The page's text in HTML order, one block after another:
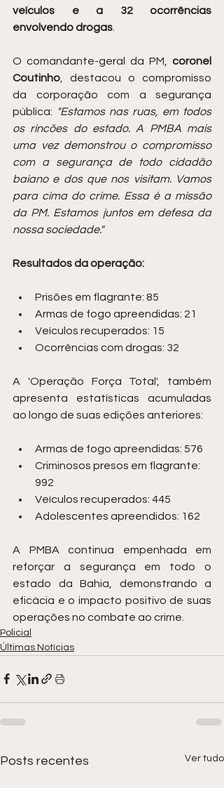
veículos e a 32 ocorrências
envolvendo drogas
O comandante-geral da PM, coronel
Coutinho , destacou o compromisso
da corporação com a segurança
pública:
"Estamos nas ruas, em todos
os rincões do estado. A PMBA mais
uma vez demonstrou o compromisso
com a segurança de todo cidadão
baiano e dos que nos visitam. Vamos
para cima do crime. Essa é a missão
da PM. Estamos juntos em defesa da
nossa sociedade."
Resultados da operação:
Prisões em flagrante: 85
Armas de fogo apreendidas: 21
Veículos recuperados: 15
Ocorrências com drogas: 32
A 'Operação Força Total', também
apresenta estatísticas acumuladas
ao longo de suas edições anteriores:
Armas de fogo apreendidas: 576
Criminosos presos em flagrante:
992
Veículos recuperados: 445
Adolescentes apreendidos: 162
A PMBA continua empenhada em
reforçar a segurança em todo o
estado da Bahia, demonstrando a
eficácia e o impacto positivo de suas
operações no combate ao crime.
Policial
Últimas Notícias
Posts recentes Ver tudo